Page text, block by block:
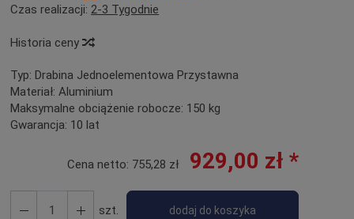
Czas realizacji: 2-3 Tygodnie
Historia ceny
Typ: Drabina Jednoelementowa Przystawna
Materiał: Aluminium
Maksymalne obciążenie robocze: 150 kg
Gwarancja: 10 lat
Cena netto: 755,28 zł 929,00 zł *
szt. dodaj do koszyka